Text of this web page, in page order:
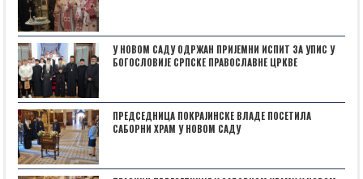
У НОВОМ САДУ ОДРЖАН ПРИЈЕМНИ ИСПИТ ЗА УПИС У
БОГОСЛОВИЈЕ СРПСКЕ ПРАВОСЛАВНЕ ЦРКВЕ
ПРЕДСЕДНИЦА ПОКРАЈИНСКЕ ВЛАДЕ ПОСЕТИЛА
САБОРНИ ХРАМ У НОВОМ САДУ